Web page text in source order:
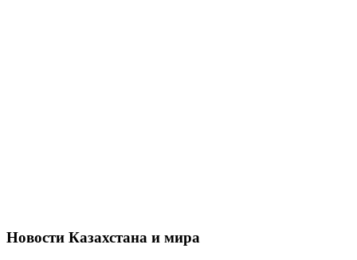
Новости Казахстана и мира